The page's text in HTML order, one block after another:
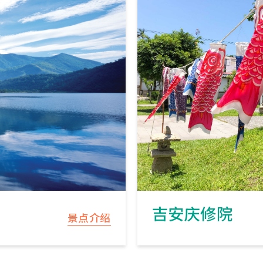
景点介绍 吉安庆修院